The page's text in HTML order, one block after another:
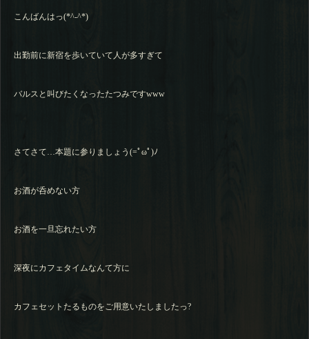
こんばんはっ(*^-^*)
出勤前に新宿を歩いていて人が多すぎて
バルスと叫びたくなったたつみですwww
さてさて…本題に参りましょう(=ﾟωﾟ)ﾉ
お酒が呑めない方
お酒を一旦忘れたい方
深夜にカフェタイムなんて方に
カフェセットたるものをご用意いたしましたっ?